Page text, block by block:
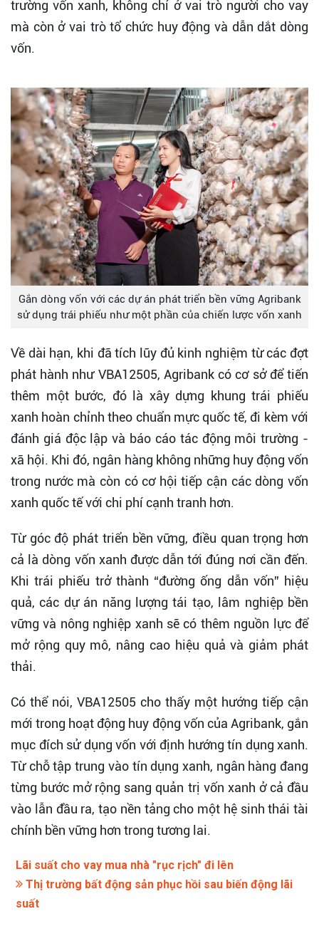
trường vốn xanh, không chỉ ở vai trò người cho vay
mà còn ở vai trò tổ chức huy động và dẫn dắt dòng
vốn.
Gắn dòng vốn với các dự án phát triển bền vững Agribank
sử dụng trái phiếu như một phần của chiến lược vốn xanh
Về dài hạn, khi đã tích lũy đủ kinh nghiệm từ các đợt
phát hành như VBA12505, Agribank có cơ sở để tiến
thêm một bước, đó là xây dựng khung trái phiếu
xanh hoàn chỉnh theo chuẩn mực quốc tế, đi kèm với
đánh giá độc lập và báo cáo tác động môi trường -
xã hội. Khi đó, ngân hàng không những huy động vốn
trong nước mà còn có cơ hội tiếp cận các dòng vốn
xanh quốc tế với chi phí cạnh tranh hơn.
Từ góc độ phát triển bền vững, điều quan trọng hơn
cả là dòng vốn xanh được dẫn tới đúng nơi cần đến.
Khi trái phiếu trở thành “đường ống dẫn vốn” hiệu
quả, các dự án năng lượng tái tạo, lâm nghiệp bền
vững và nông nghiệp xanh sẽ có thêm nguồn lực để
mở rộng quy mô, nâng cao hiệu quả và giảm phát
thải.
Có thể nói, VBA12505 cho thấy một hướng tiếp cận
mới trong hoạt động huy động vốn của Agribank, gắn
mục đích sử dụng vốn với định hướng tín dụng xanh.
Từ chỗ tập trung vào tín dụng xanh, ngân hàng đang
từng bước mở rộng sang quản trị vốn xanh ở cả đầu
vào lẫn đầu ra, tạo nền tảng cho một hệ sinh thái tài
chính bền vững hơn trong tương lai.
Lãi suất cho vay mua nhà "rục rịch" đi lên
Thị trường bất động sản phục hồi sau biến động lãi
suất